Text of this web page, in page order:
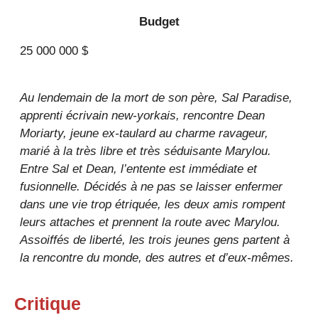
Budget
25 000 000 $
Au lendemain de la mort de son père, Sal Paradise,
apprenti écrivain new-yorkais, rencontre Dean
Moriarty, jeune ex-taulard au charme ravageur,
marié à la très libre et très séduisante Marylou.
Entre Sal et Dean, l’entente est immédiate et
fusionnelle. Décidés à ne pas se laisser enfermer
dans une vie trop étriquée, les deux amis rompent
leurs attaches et prennent la route avec Marylou.
Assoiffés de liberté, les trois jeunes gens partent à
la rencontre du monde, des autres et d’eux-mêmes.
Critique